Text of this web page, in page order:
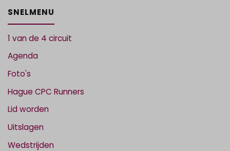
SNELMENU
1 van de 4 circuit
Agenda
Foto's
Hague CPC Runners
Lid worden
Uitslagen
Wedstrijden